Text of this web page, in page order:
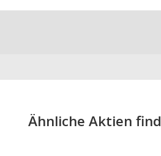
Ähnliche Aktien